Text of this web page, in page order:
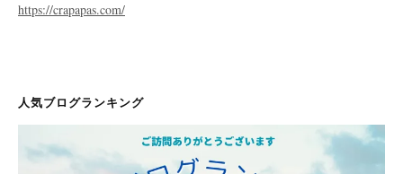
https://crapapas.com/
人気ブログランキング